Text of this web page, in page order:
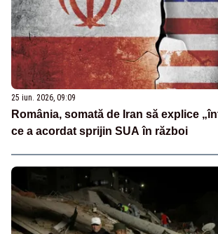
25 iun. 2026, 09:09
România, somată de Iran să explice
ce a acordat sprijin SUA în război